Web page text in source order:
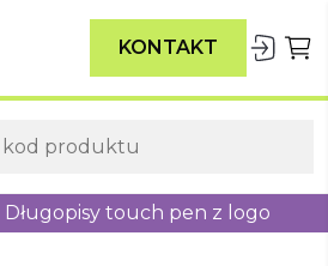
KONTAKT
Długopisy touch pen z logo